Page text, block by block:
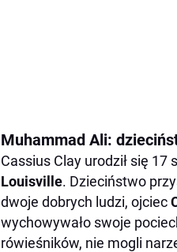
Muhammad Ali:
Cassius Clay urodził się
Louisville. Dzieciństwo
dwoje dobrych ludzi, ojciec
wychowywało swoje
rówieśników, nie mogli